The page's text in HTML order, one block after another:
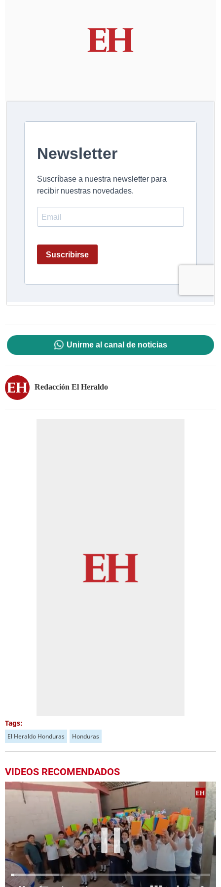
Unirme al canal de noticias
Redacción El Heraldo
Tags:
El Heraldo Honduras Honduras
VIDEOS RECOMENDADOS